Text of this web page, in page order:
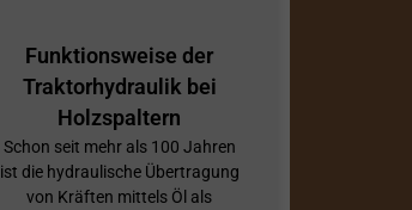
Funktionsweise der
Traktorhydraulik bei
Holzspaltern
Schon seit mehr als 100 Jahren
ist die hydraulische Übertragung
von Kräften mittels Öl als